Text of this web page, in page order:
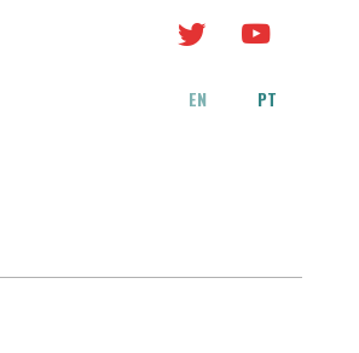
EN PT